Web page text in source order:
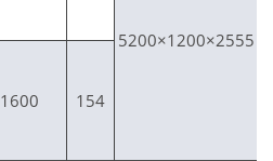
5200×1200×2555
1600 154